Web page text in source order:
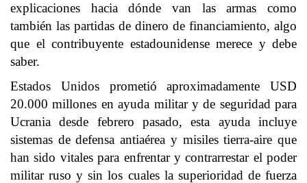
explicaciones hacia dónde van las armas como
también las partidas de dinero de financiamiento, algo
que el contribuyente estadounidense merece y debe
saber.
Estados Unidos prometió aproximadamente USD
20.000 millones en ayuda militar y de seguridad para
Ucrania desde febrero pasado, esta ayuda incluye
sistemas de defensa antiaérea y misiles tierra-aire que
han sido vitales para enfrentar y contrarrestar el poder
militar ruso y sin los cuales la superioridad de fuerza